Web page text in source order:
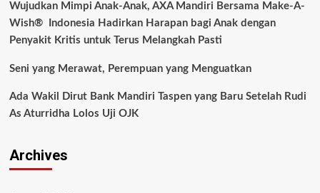
Wujudkan Mimpi Anak-Anak, AXA Mandiri Bersama Make-A-
Wish® Indonesia Hadirkan Harapan bagi Anak dengan
Penyakit Kritis untuk Terus Melangkah Pasti
Seni yang Merawat, Perempuan yang Menguatkan
Ada Wakil Dirut Bank Mandiri Taspen yang Baru Setelah Rudi
As Aturridha Lolos Uji OJK
Archives